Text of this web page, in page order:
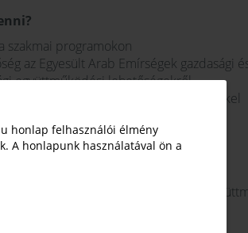
szakmai programokon
az Egyesült Arab Emírségek gazdasági
együttműködési lehetőségekről
potenciális emírségeki üzleti partnerekkel
az alábbi szervezetekkel
és üzleti szervezetek
honlap felhasználói élmény
A honlapunk használatával ön a